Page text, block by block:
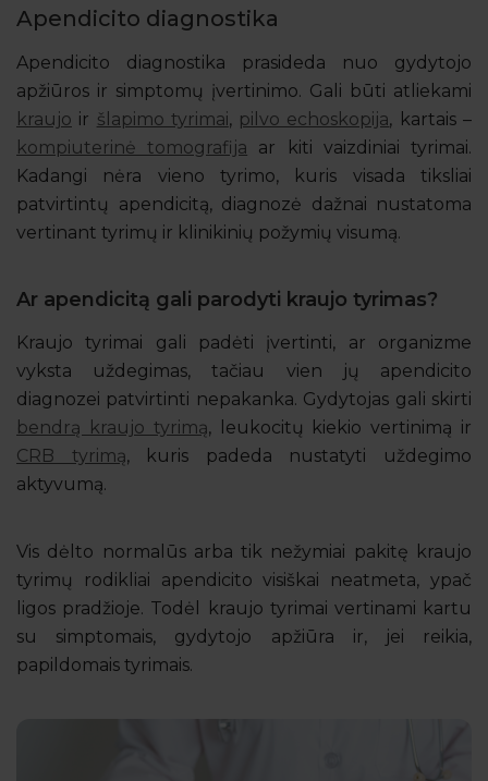
Apendicito diagnostika
Apendicito diagnostika prasideda nuo gydytojo
apžiūros ir simptomų įvertinimo. Gali būti atliekami
kraujo ir šlapimo tyrimai, pilvo echoskopija, kartais –
kompiuterinė tomografija ar kiti vaizdiniai tyrimai.
Kadangi nėra vieno tyrimo, kuris visada tiksliai
patvirtintų apendicitą, diagnozė dažnai nustatoma
vertinant tyrimų ir klinikinių požymių visumą.
Ar apendicitą gali parodyti kraujo tyrimas?
Kraujo tyrimai gali padėti įvertinti, ar organizme
vyksta uždegimas, tačiau vien jų apendicito
diagnozei patvirtinti nepakanka. Gydytojas gali skirti
bendrą kraujo tyrimą, leukocitų kiekio vertinimą ir
CRB tyrimą, kuris padeda nustatyti uždegimo
aktyvumą.
Vis dėlto normalūs arba tik nežymiai pakitę kraujo
tyrimų rodikliai apendicito visiškai neatmeta, ypač
ligos pradžioje. Todėl kraujo tyrimai vertinami kartu
su simptomais, gydytojo apžiūra ir, jei reikia,
papildomais tyrimais.